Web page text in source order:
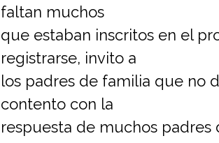
faltan muchos
que estaban inscritos en el
registrarse, invito a
los padres de familia que no
contento con la
respuesta de muchos padres